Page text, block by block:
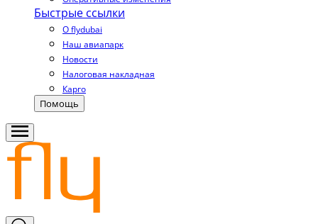
Быстрые ссылки
О flydubai
Наш авиапарк
Новости
Налоговая накладная
Карго
Помощь